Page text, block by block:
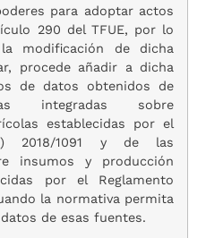
para adoptar actos
290 del TFUE, por lo
modificación de dicha
procede añadir a dicha
de datos obtenidos de
integradas sobre
establecidas por el
2018/1091 y de las
insumos y producción
por el Reglamento
la normativa permita
de esas fuentes.